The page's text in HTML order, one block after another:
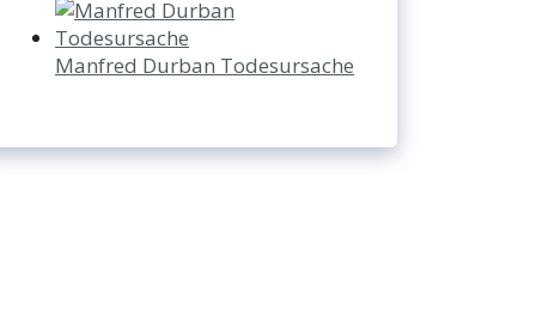
Manfred Durban Todesursache